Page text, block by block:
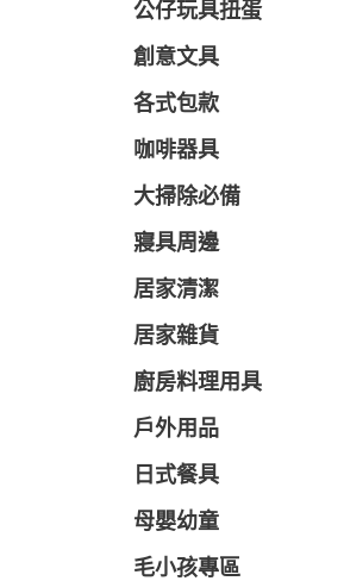
公仔玩具扭蛋
創意文具
各式包款
咖啡器具
大掃除必備
寢具周邊
居家清潔
居家雜貨
廚房料理用具
戶外用品
日式餐具
母嬰幼童
毛小孩專區